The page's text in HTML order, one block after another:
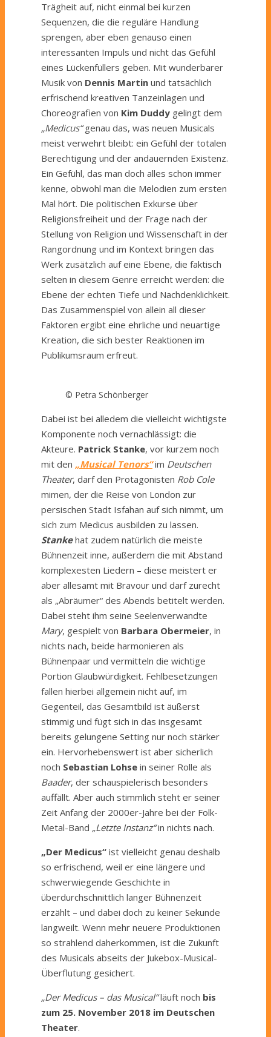
Trägheit auf, nicht einmal bei kurzen
Sequenzen, die die reguläre Handlung
sprengen, aber eben genauso einen
interessanten Impuls und nicht das Gefühl
eines Lückenfüllers geben. Mit wunderbarer
Musik von Dennis Martin und tatsächlich
erfrischend kreativen Tanzeinlagen und
Choreografien von Kim Duddy gelingt dem
„Medicus“genau das, was neuen Musicals
meist verwehrt bleibt: ein Gefühl der totalen
Berechtigung und der andauernden Existenz.
Ein Gefühl, das man doch alles schon immer
kenne, obwohl man die Melodien zum ersten
Mal hört. Die politischen Exkurse über
Religionsfreiheit und der Frage nach der
Stellung von Religion und Wissenschaft in der
Rangordnung und im Kontext bringen das
Werk zusätzlich auf eine Ebene, die faktisch
selten in diesem Genre erreicht werden: die
Ebene der echten Tiefe und Nachdenklichkeit.
Das Zusammenspiel von allein all dieser
Faktoren ergibt eine ehrliche und neuartige
Kreation, die sich bester Reaktionen im
Publikumsraum erfreut.
© Petra Schönberger
Dabei ist bei alledem die vielleicht wichtigste
Komponente noch vernachlässigt: die
Akteure. Patrick Stanke, vor kurzem noch
mit den „Musical Tenors“im Deutschen
Theater, darf den Protagonisten Rob Cole
mimen, der die Reise von London zur
persischen Stadt Isfahan auf sich nimmt, um
sich zum Medicus ausbilden zu lassen.
Stankehat zudem natürlich die meiste
Bühnenzeit inne, außerdem die mit Abstand
komplexesten Liedern – diese meistert er
aber allesamt mit Bravour und darf zurecht
als „Abräumer“ des Abends betitelt werden.
Dabei steht ihm seine Seelenverwandte
Mary, gespielt von Barbara Obermeier, in
nichts nach, beide harmonieren als
Bühnenpaar und vermitteln die wichtige
Portion Glaubwürdigkeit. Fehlbesetzungen
fallen hierbei allgemein nicht auf, im
Gegenteil, das Gesamtbild ist äußerst
stimmig und fügt sich in das insgesamt
bereits gelungene Setting nur noch stärker
ein. Hervorhebenswert ist aber sicherlich
noch Sebastian Lohse in seiner Rolle als
Baader, der schauspielerisch besonders
auffällt. Aber auch stimmlich steht er seiner
Zeit Anfang der 2000er-Jahre bei der Folk-
Metal-Band „Letzte Instanz“in nichts nach.
„Der Medicus“ ist vielleicht genau deshalb
so erfrischend, weil er eine längere und
schwerwiegende Geschichte in
überdurchschnittlich langer Bühnenzeit
erzählt – und dabei doch zu keiner Sekunde
langweilt. Wenn mehr neuere Produktionen
so strahlend daherkommen, ist die Zukunft
des Musicals abseits der Jukebox-Musical-
Überflutung gesichert.
„Der Medicus – das Musical“läuft noch bis
zum 25. November 2018 im Deutschen
Theater.